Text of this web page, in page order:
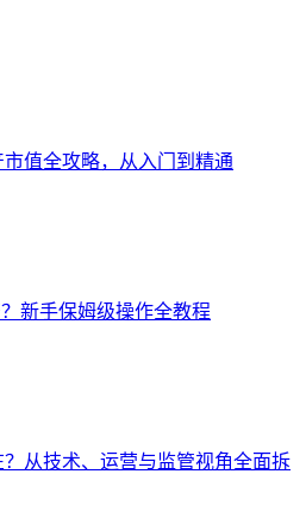
市值全攻略，从入门到精通
新手保姆级操作全教程
从技术、运营与监管视角全面拆